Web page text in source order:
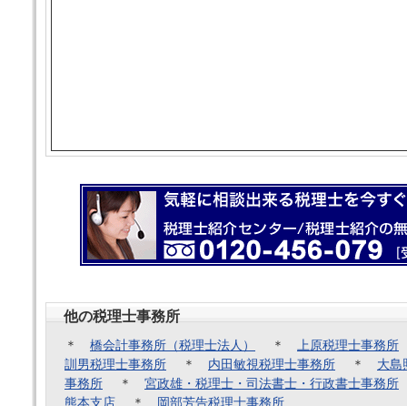
他の税理士事務所
＊ 橋会計事務所（税理士法人） ＊ 上原税理士事務所
訓男税理士事務所 ＊ 内田敏視税理士事務所 ＊ 大島
事務所 ＊ 宮政雄・税理士・司法書士・行政書士事務所
熊本支店 ＊ 岡部芳告税理士事務所